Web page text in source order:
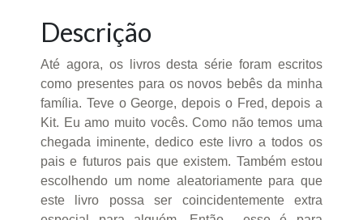
Descrição
Até agora, os livros desta série foram escritos
como presentes para os novos bebês da minha
família. Teve o George, depois o Fred, depois a
Kit. Eu amo muito vocês. Como não temos uma
chegada iminente, dedico este livro a todos os
pais e futuros pais que existem. Também estou
escolhendo um nome aleatoriamente para que
este livro possa ser coincidentemente extra